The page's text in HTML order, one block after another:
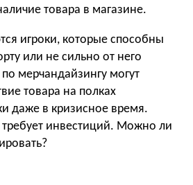
товара в магазине.
игроки, которые способны
или не сильно от него
мерчандайзингу могут
товара на полках
даже в кризисное время.
инвестиций. Можно ли